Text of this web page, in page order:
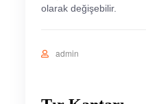
olarak değişebilir.
admin